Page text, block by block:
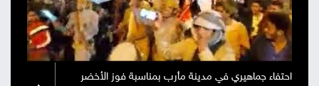
احتفاء جماهيري في مدينة مأرب بمناسبة فوز الأخضر